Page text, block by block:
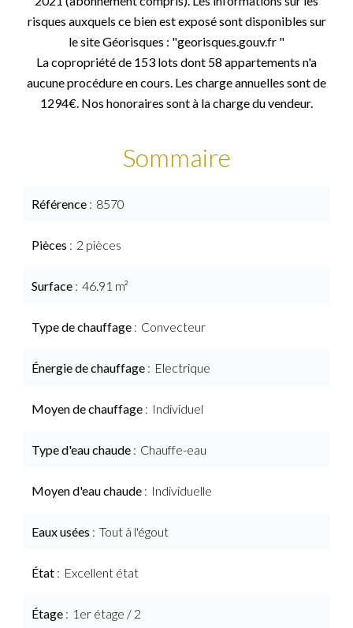
risques auxquels ce bien est exposé sont disponibles sur
le site Géorisques : "georisques.gouv.fr "
La copropriété de 153 lots dont 58 appartements n'a
aucune procédure en cours. Les charge annuelles sont de
1294€. Nos honoraires sont à la charge du vendeur.
Sommaire
Référence 8570
Pièces 2 pièces
Surface 46.91 m²
Type de chauffage Convecteur
Énergie de chauffage Electrique
Moyen de chauffage Individuel
Type d'eau chaude Chauffe-eau
Moyen d'eau chaude Individuelle
Eaux usées Tout à l'égout
État Excellent état
Étage 1er étage / 2